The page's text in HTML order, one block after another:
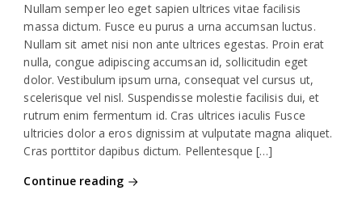
Nullam semper leo eget sapien ultrices vitae facilisis
massa dictum. Fusce eu purus a urna accumsan luctus.
Nullam sit amet nisi non ante ultrices egestas. Proin erat
nulla, congue adipiscing accumsan id, sollicitudin eget
dolor. Vestibulum ipsum urna, consequat vel cursus ut,
scelerisque vel nisl. Suspendisse molestie facilisis dui, et
rutrum enim fermentum id. Cras ultrices iaculis Fusce
ultricies dolor a eros dignissim at vulputate magna aliquet.
Cras porttitor dapibus dictum. Pellentesque […]
Continue reading